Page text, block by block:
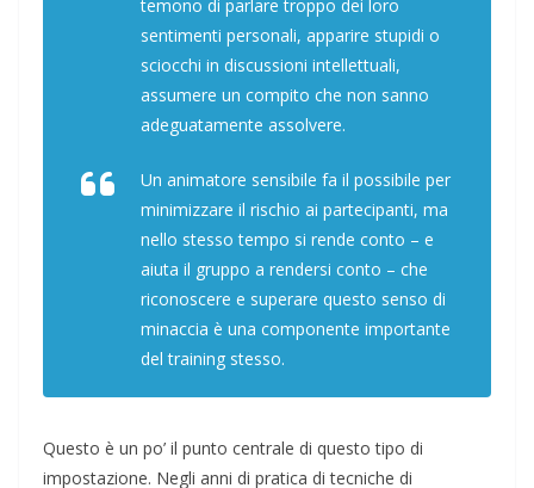
temono di parlare troppo dei loro
sentimenti personali, apparire stupidi o
sciocchi in discussioni intellettuali,
assumere un compito che non sanno
adeguatamente assolvere.
Un animatore sensibile fa il possibile per
minimizzare il rischio ai partecipanti, ma
nello stesso tempo si rende conto – e
aiuta il gruppo a rendersi conto – che
riconoscere e superare questo senso di
minaccia è una componente importante
del training stesso.
Questo è un po’ il punto centrale di questo tipo di
impostazione. Negli anni di pratica di tecniche di